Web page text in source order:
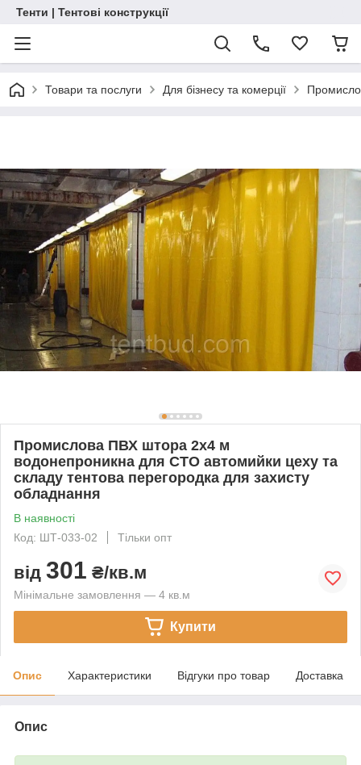
Тенти | Тентові конструкції
Товари та послуги Для бізнесу та комерції
Промислова ПВХ штора 2х4 м
водонепроникна для СТО автомийки цеху та
складу тентова перегородка для захисту
обладнання
В наявності
Код: ШТ-033-02
Тільки опт
від 301 ₴/кв.м
Мінімальне замовлення — 4 кв.м
Купити
Опис Характеристики Відгуки про товар Доставка
Опис